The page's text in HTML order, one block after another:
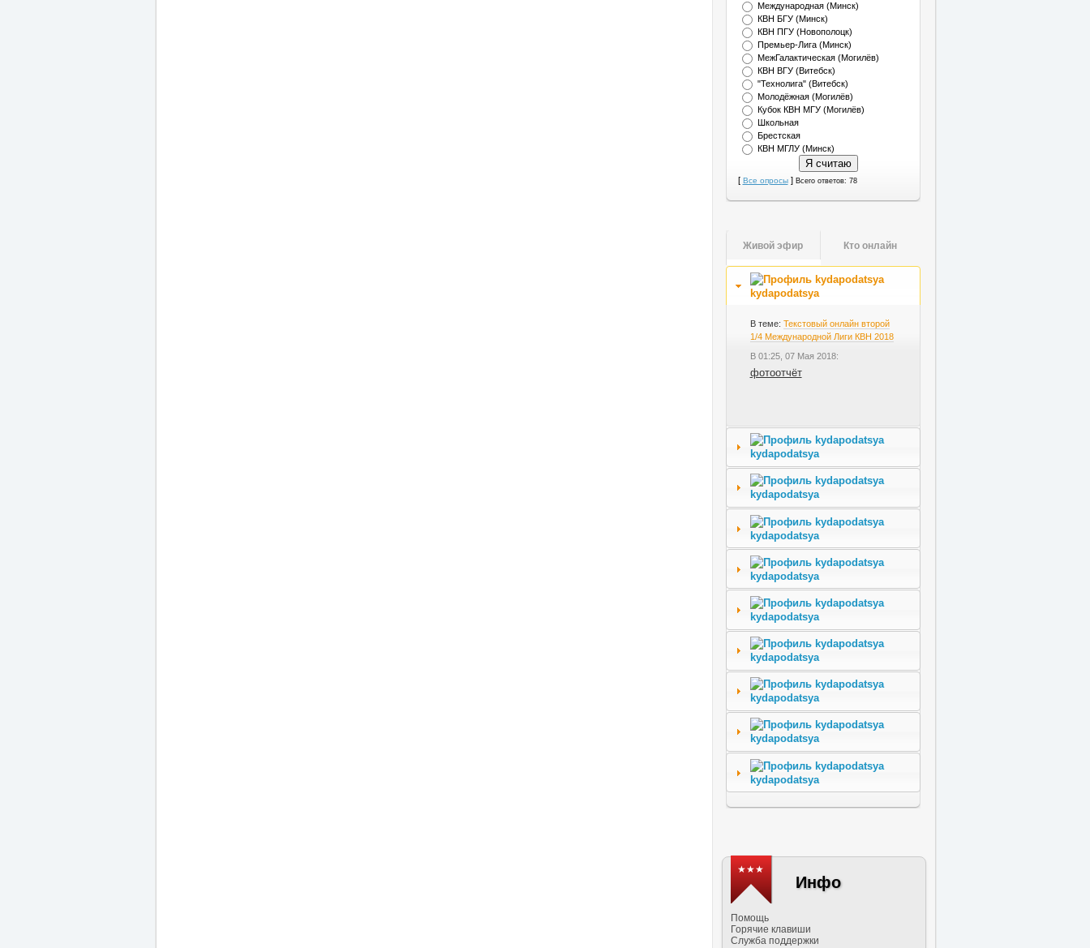
Международная (Минск)
КВН БГУ (Минск)
КВН ПГУ (Новополоцк)
Премьер-Лига (Минск)
МежГалактическая (Могилёв)
КВН ВГУ (Витебск)
"Технолига" (Витебск)
Молодёжная (Могилёв)
Кубок КВН МГУ (Могилёв)
Школьная
Брестская
КВН МГЛУ (Минск)
[ Все опросы] Всего ответов: 78
Живой эфир Кто онлайн
kydapodatsya
В теме: Текстовый онлайн второй
1/4 Международной Лиги КВН 2018
В 01:25, 07 Мая 2018:
фотоотчёт
kydapodatsya
kydapodatsya
kydapodatsya
kydapodatsya
kydapodatsya
kydapodatsya
kydapodatsya
kydapodatsya
kydapodatsya
★★★
Инфо
Помощь
Горячие клавиши
Служба поддержки